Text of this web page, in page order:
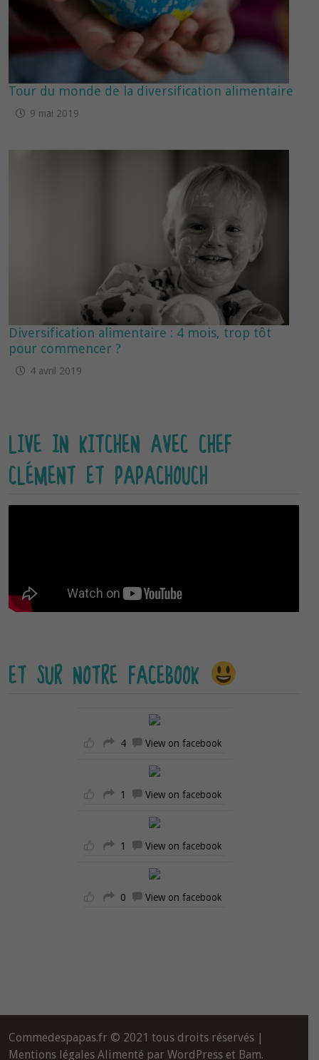
Tour du monde de la diversification alimentaire
9 mai 2019
Diversification alimentaire : 4 mois, trop tôt
pour commencer ?
4 avril 2019
LIVE IN KITCHEN AVEC CHEF
CLÉMENT ET PAPACHOUCH
ET SUR NOTRE FACEBOOK
4 View on facebook
1 View on facebook
1 View on facebook
0 View on facebook
Commedespapas.fr © 2021 tous droits réservés |
Mentions légales Alimenté parWordPress et Bam.